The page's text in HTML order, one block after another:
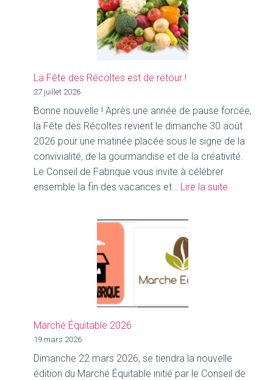
La Fête des Récoltes est de retour !
27 juillet 2026
Bonne nouvelle ! Après une année de pause forcée,
la Fête des Récoltes revient le dimanche 30 août
2026 pour une matinée placée sous le signe de la
convivialité, de la gourmandise et de la créativité.
Le Conseil de Fabrique vous invite à célébrer
ensemble la fin des vacances et… Lire la suite
Marché Équitable 2026
19 mars 2026
Dimanche 22 mars 2026, se tiendra la nouvelle
édition du Marché Équitable initié par le Conseil de